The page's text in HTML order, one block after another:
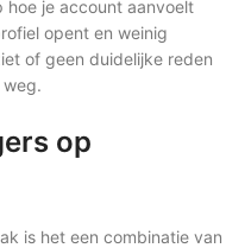
hoe je account aanvoelt
opent en weinig
of geen duidelijke reden
op
is het een combinatie van